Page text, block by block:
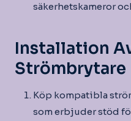
säkerhetskameror
Installation
Strömbrytare
Köp kompatibla
som erbjuder stöd